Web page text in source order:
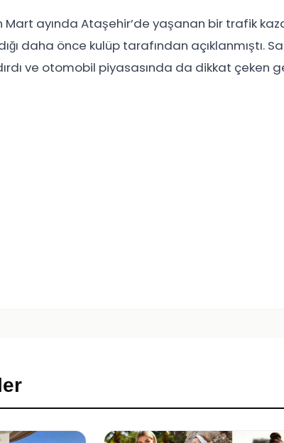
Mart ayında Ataşehir’de yaşanan bir trafik
daha önce kulüp tarafından açıklanmıştı.
ve otomobil piyasasında da dikkat çeken